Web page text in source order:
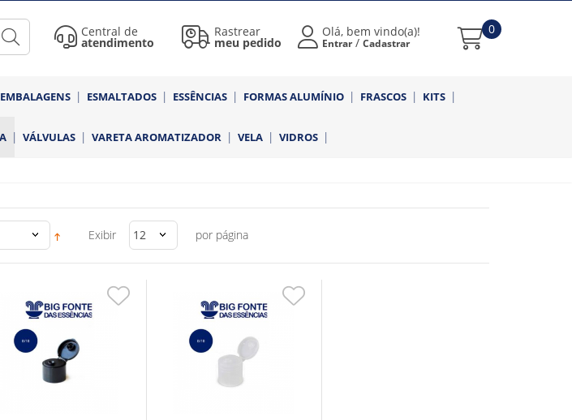
Central de
atendimento
Rastrear
meu pedido
Olá, bem vindo(a)!
Entrar/ Cadastrar
0
EMBALAGENS ESMALTADOS ESSÊNCIAS FORMAS ALUMÍNIO FRASCOS KITS
VÁLVULAS VARETA AROMATIZADOR VELA VIDROS
Exibir 12 por página